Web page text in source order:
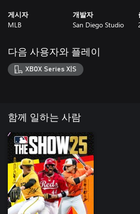
게시자
MLB
개발자
San Diego Studio
다음 사용자와 플레이
XBOX Series X|S
함께 일하는 사람